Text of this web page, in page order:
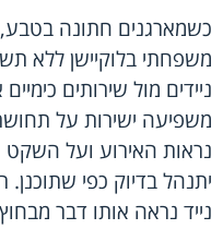
כשמארגנים חתונה
משפחתי בלוקיישן ללא
ניידים מול שירותים
משפיעה ישירות על
נראות האירוע ועל
יתנהל בדיוק כפי
נייד נראה אותו דבר